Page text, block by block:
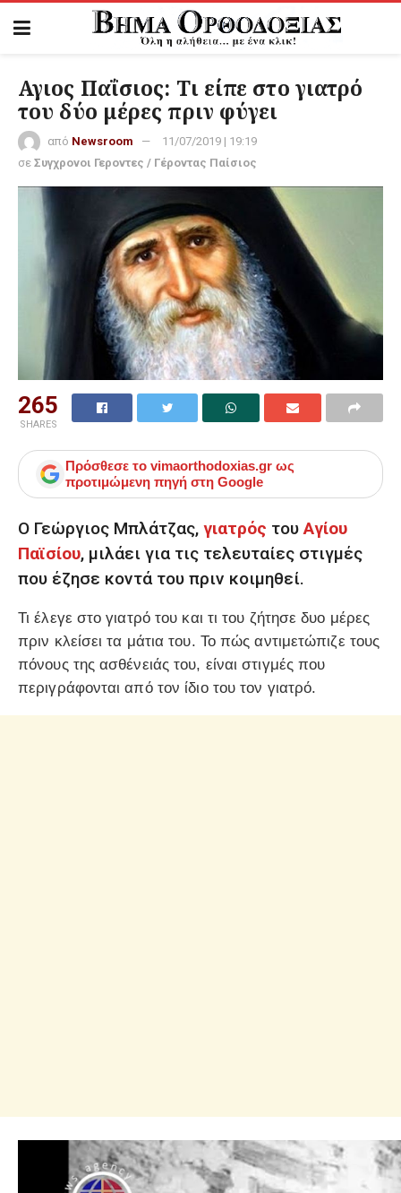
Αγιος Παΐσιος: Τι είπε στο γιατρό
του δύο μέρες πριν φύγει
από Newsroom
11/07/2019 | 19:19
σε Συγχρονοι Γεροντες / Γέροντας Παίσιος
265
SHARES
Πρόσθεσε το vimaorthodoxias.gr ως
προτιμώμενη πηγή στη Google
Ο Γεώργιος Μπλάτζας, γιατρός τουΑγίου
Παϊσίου, μιλάει για τις τελευταίες στιγμές
που έζησε κοντά του πριν κοιμηθεί.
Τι έλεγε στο γιατρό του και τι του ζήτησε δυο μέρες
πριν κλείσει τα μάτια του. Το πώς αντιμετώπιζε τους
πόνους της ασθένειάς του, είναι στιγμές που
περιγράφονται από τον ίδιο του τον γιατρό.